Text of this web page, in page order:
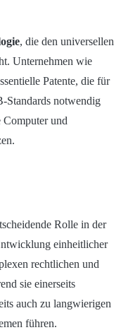
, die den universellen
Unternehmen wie
Patente, die für
Standards notwendig
Computer und
Rolle in der
einheitlicher
rechtlichen und
sie einerseits
auch zu langwierigen
führen.